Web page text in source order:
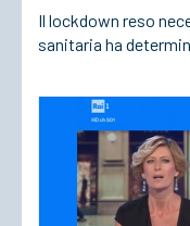
Il lockdown reso
sanitaria ha